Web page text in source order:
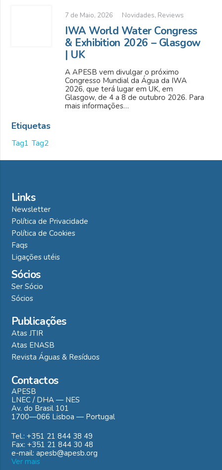
7 de Maio, 2026 Novidades, Reviews
IWA World Water Congress
& Exhibition 2026 – Glasgow
| UK
A APESB vem divulgar o próximo
Congresso Mundial da Água da IWA
2026, que terá lugar em UK, em
Glasgow, de 4 a 8 de outubro 2026. Para
mais informações…
Etiquetas
Tag1 Tag2
Links
Newsletter
Política de Privacidade
Política de Cookies
Faqs
Ligações utéis
Sócios
Ser Sócio
Sócios
Publicações
Atas JTIR
Atas ENASB
Revista Águas & Resíduos
Contactos
APESB
LNEC / DHA — NES
Av. do Brasil 101
1700—066 Lisboa — Portugal
Tel.: +351 21 844 38 49
Fax: +351 21 844 30 48
e-mail: apesb@apesb.org
Ver mais